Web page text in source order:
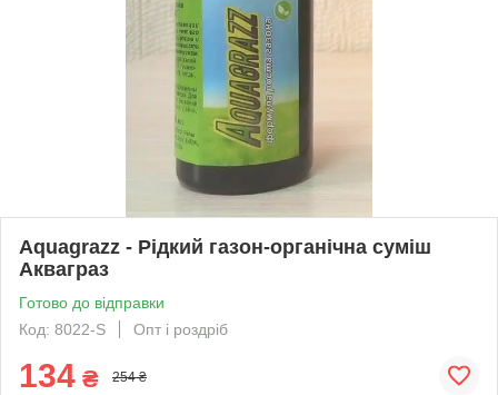
Aquagrazz - Рідкий газон-органічна суміш
Акваграз
Готово до відправки
Код: 8022-S
Опт і роздріб
134 ₴ 254 ₴